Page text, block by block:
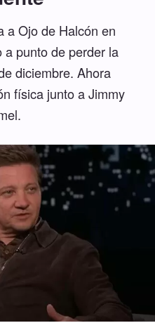
a Ojo de Halcón en
punto de perder la
diciembre. Ahora
física junto a Jimmy